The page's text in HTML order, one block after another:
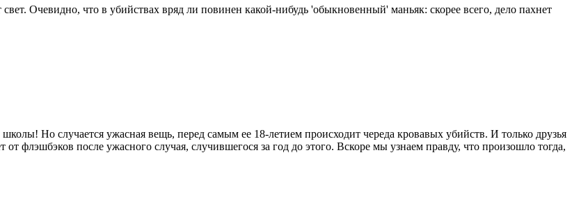
Очевидно, что в убийствах вряд ли повинен какой-нибудь 'обыкновенный' маньяк: скорее всего, дело пахнет
Но случается ужасная вещь, перед самым ее 18-летием происходит череда кровавых убийств. И только друзья
флэшбэков после ужасного случая, случившегося за год до этого. Вскоре мы узнаем правду, что произошло тогда,